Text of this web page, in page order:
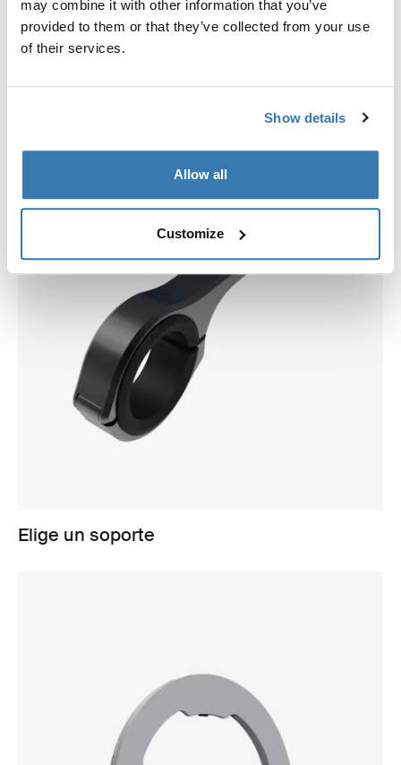
may combine it with other information that you’ve
provided to them or that they’ve collected from your use
of their services.
Show details
Allow all
Customize
Elige una funda
Elige un soporte